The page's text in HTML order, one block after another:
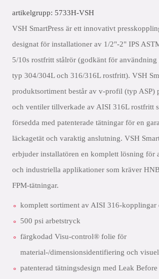
artikelgrupp: 5733H-VSH
VSH SmartPress är ett innovativt
designat för installationer av 1/2"-2" IPS
5/10s rostfritt stålrör (godkänt för användning
typ 304/304L och 316/316L rostfritt). VSH
produktsortiment består av v-profil (typ ASP)
och ventiler tillverkade av AISI 316L rostfritt
försedda med patenterade tätningar för en
läckagetät och varaktig anslutning. VSH
erbjuder installatören en komplett lösning för
och industriella applikationer som kräver
FPM-tätningar.
komplett sortiment av AISI 316-kopplingar
500 psi arbetstryck
färgkodad Visu-control® folie för
material-/dimensionsidentifiering och
patenterad tätningsdesign med Leak Before